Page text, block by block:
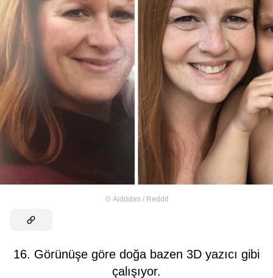
© Aidddan / Reddit
16. Görünüşe göre doğa bazen 3D yazıcı gibi
çalışıyor.